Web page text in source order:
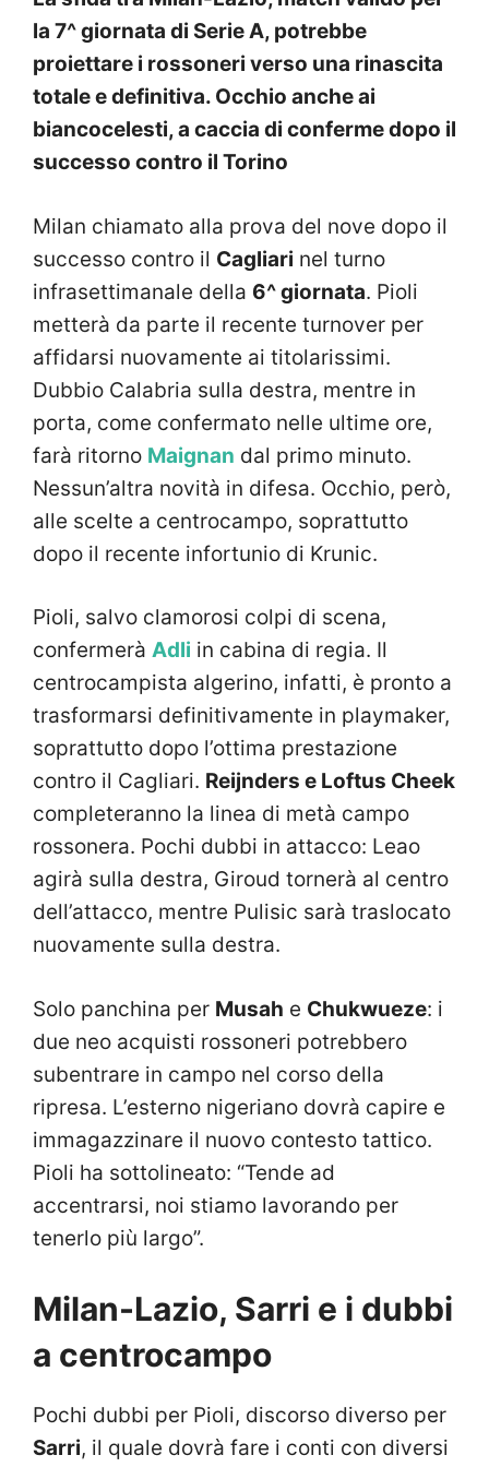
la 7^ giornata di Serie A, potrebbe
proiettare i rossoneri verso una rinascita
totale e definitiva. Occhio anche ai
biancocelesti, a caccia di conferme dopo il
successo contro il Torino
Milan chiamato alla prova del nove dopo il
successo contro il Cagliari nel turno
infrasettimanale della 6^ giornata. Pioli
metterà da parte il recente turnover per
affidarsi nuovamente ai titolarissimi.
Dubbio Calabria sulla destra, mentre in
porta, come confermato nelle ultime ore,
farà ritorno Maignan dal primo minuto.
Nessun’altra novità in difesa. Occhio, però,
alle scelte a centrocampo, soprattutto
dopo il recente infortunio di Krunic.
Pioli, salvo clamorosi colpi di scena,
confermerà Adli in cabina di regia. Il
centrocampista algerino, infatti, è pronto a
trasformarsi definitivamente in playmaker,
soprattutto dopo l’ottima prestazione
contro il Cagliari. Reijnders e Loftus Cheek
completeranno la linea di metà campo
rossonera. Pochi dubbi in attacco: Leao
agirà sulla destra, Giroud tornerà al centro
dell’attacco, mentre Pulisic sarà traslocato
nuovamente sulla destra.
Solo panchina per Musah e Chukwueze: i
due neo acquisti rossoneri potrebbero
subentrare in campo nel corso della
ripresa. L’esterno nigeriano dovrà capire e
immagazzinare il nuovo contesto tattico.
Pioli ha sottolineato: “Tende ad
accentrarsi, noi stiamo lavorando per
tenerlo più largo”.
Milan-Lazio, Sarri e i dubbi
a centrocampo
Pochi dubbi per Pioli, discorso diverso per
Sarri, il quale dovrà fare i conti con diversi